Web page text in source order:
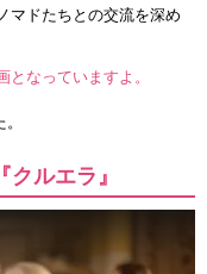
マドたちとの交流を深め
となっていますよ。
ルエラ』